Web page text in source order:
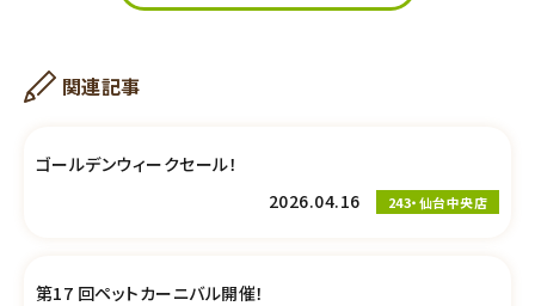
関連記事
ゴールデンウィークセール！
2026.04.16
243・仙台中央店
第17 回ペットカーニバル開催！